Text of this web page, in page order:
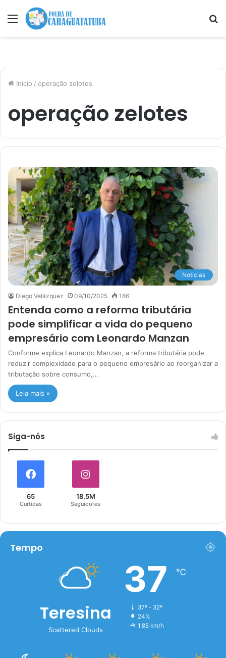
Menu
Início / operação zelotes
operação zelotes
Noticias
Diego Velázquez 09/10/2025 186
Entenda como a reforma tributária
pode simplificar a vida do pequeno
empresário com Leonardo Manzan
Conforme explica Leonardo Manzan, a reforma tributária pode
reduzir complexidade para o pequeno empresário ao reorganizar a
tributação sobre consumo,…
Leia mais »
Siga-nós
65
Curtidas
18,5M
Seguidores
Tempo
Teresina
Scattered Clouds
37 ℃
37º - 32º
24%
1.85 km/h